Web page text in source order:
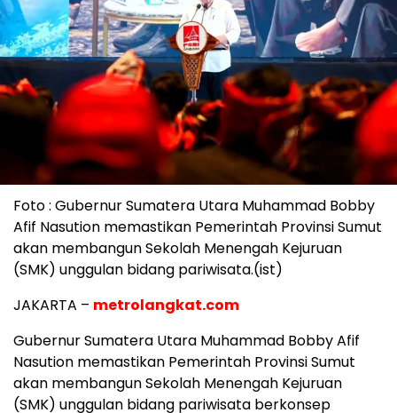
Foto : Gubernur Sumatera Utara Muhammad Bobby
Afif Nasution memastikan Pemerintah Provinsi Sumut
akan membangun Sekolah Menengah Kejuruan
(SMK) unggulan bidang pariwisata.(ist)
JAKARTA – metrolangkat.com
Gubernur Sumatera Utara Muhammad Bobby Afif
Nasution memastikan Pemerintah Provinsi Sumut
akan membangun Sekolah Menengah Kejuruan
(SMK) unggulan bidang pariwisata berkonsep